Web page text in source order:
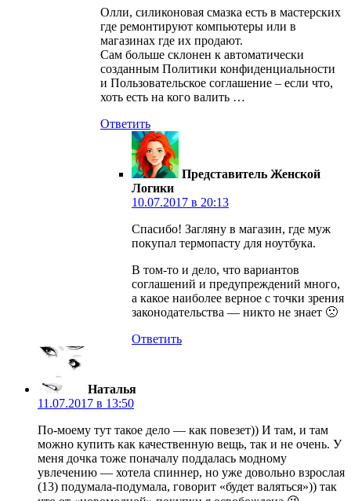
Олли, силиконовая смазка есть в мастерских
где ремонтируют компьютеры или в
магазинах где их продают.
Сам больше склонен к автоматически
созданным Политики конфиденциальности
и Пользовательское соглашение – если что,
хоть есть на кого валить …
Ответить
Представитель Женской
Логики
10.07.2017 в 20:13
Спасибо! Загляну в магазин, где муж
покупал термопасту для ноутбука.
В том-то и дело, что вариантов
соглашений и предупреждений много,
а какое наиболее верное с точки зрения
законодательства — никто не знает 🙁
Ответить
Наталья
11.07.2017 в 13:50
По-моему тут такое дело — как повезет)) И там, и там
можно купить как качественную вещь, так и не очень. У
меня дочка тоже поначалу поддалась модному
увлечению — хотела спиннер, но уже довольно взрослая
(13) подумала-подумала, говорит «будет валяться»)) так